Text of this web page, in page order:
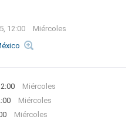
12:00
Miércoles
Miércoles
Miércoles
Miércoles